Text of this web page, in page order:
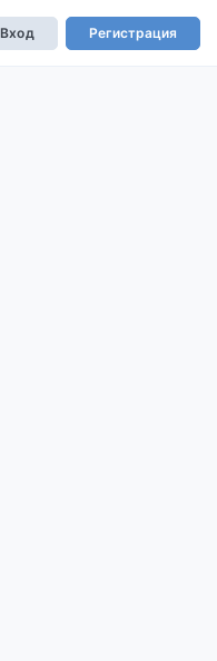
Вход Регистрация